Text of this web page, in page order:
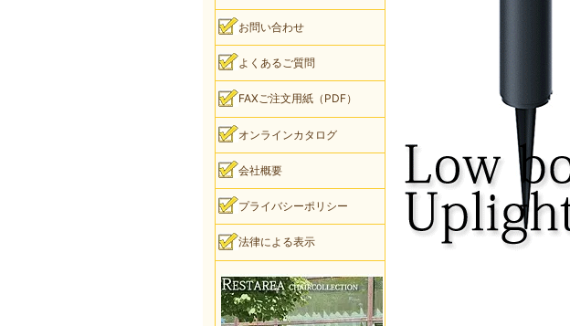
お問い合わせ
よくあるご質問
FAXご注文用紙（PDF）
オンラインカタログ
会社概要
プライバシーポリシー
法律による表示